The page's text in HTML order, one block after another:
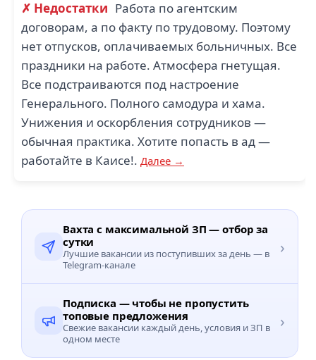
✗ Недостатки Работа по агентским
договорам, а по факту по трудовому. Поэтому
нет отпусков, оплачиваемых больничных. Все
праздники на работе. Атмосфера гнетущая.
Все подстраиваются под настроение
Генерального. Полного самодура и хама.
Унижения и оскорбления сотрудников —
обычная практика. Хотите попасть в ад —
работайте в Каисе!. Далее →
Вахта с максимальной ЗП — отбор за
сутки
Лучшие вакансии из поступивших за день — в
Telegram-канале
›
Подписка — чтобы не пропустить
топовые предложения
Свежие вакансии каждый день, условия и ЗП в
одном месте
›